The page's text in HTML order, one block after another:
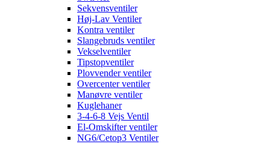
Sekvensventiler
Høj-Lav Ventiler
Kontra ventiler
Slangebruds ventiler
Vekselventiler
Tipstopventiler
Plovvender ventiler
Overcenter ventiler
Manøvre ventiler
Kuglehaner
3-4-6-8 Vejs Ventil
El-Omskifter ventiler
NG6/Cetop3 Ventiler